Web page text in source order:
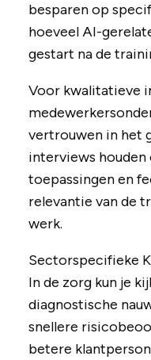
besparen op
hoeveel AI-
gestart na de
Voor kwalitatieve
vertrouwen in het
interviews
toepassingen en
relevantie van de
werk.
Sectorspecifieke
In de zorg kun je
diagnostische
snellere
betere